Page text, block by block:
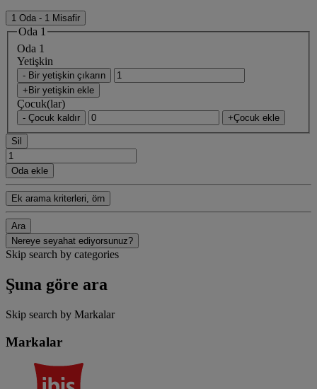
1 Oda - 1 Misafir
Oda 1
Oda 1
Yetişkin
- Bir yetişkin çıkarın
+Bir yetişkin ekle
Çocuk(lar)
- Çocuk kaldır +Çocuk ekle
Sil
Oda ekle
Ek arama kriterleri, örn
Ara
Nereye seyahat ediyorsunuz?
Skip search by categories
Şuna göre ara
Skip search by Markalar
Markalar